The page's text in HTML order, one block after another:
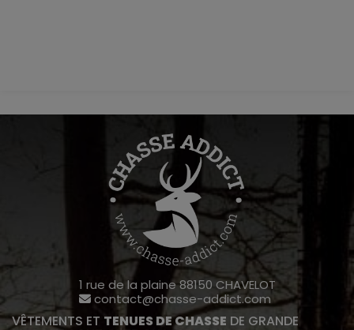
1 rue de la plaine 88150 CHAVELOT
contact@chasse-addict.com
VÊTEMENTS ET TENUES DE CHASSE DE GRANDE